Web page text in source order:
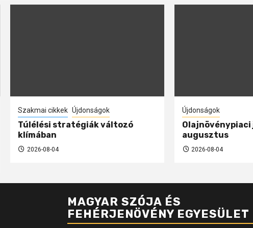
Szakmai cikkek Újdonságok
Túlélési stratégiák változó
klímában
2026-08-04
Újdonságok
Olajnövénypiaci
augusztus
2026-08-04
MAGYAR SZÓJA ÉS
FEHÉRJENÖVÉNY EGYESÜLET